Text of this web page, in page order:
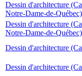
Dessin d'architecture
Notre-Dame-de-Québec)
Dessin d'architecture
Notre-Dame-de-Québec)
Dessin d'architecture
Dessin d'architecture